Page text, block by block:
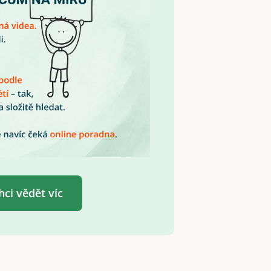
vědět víc